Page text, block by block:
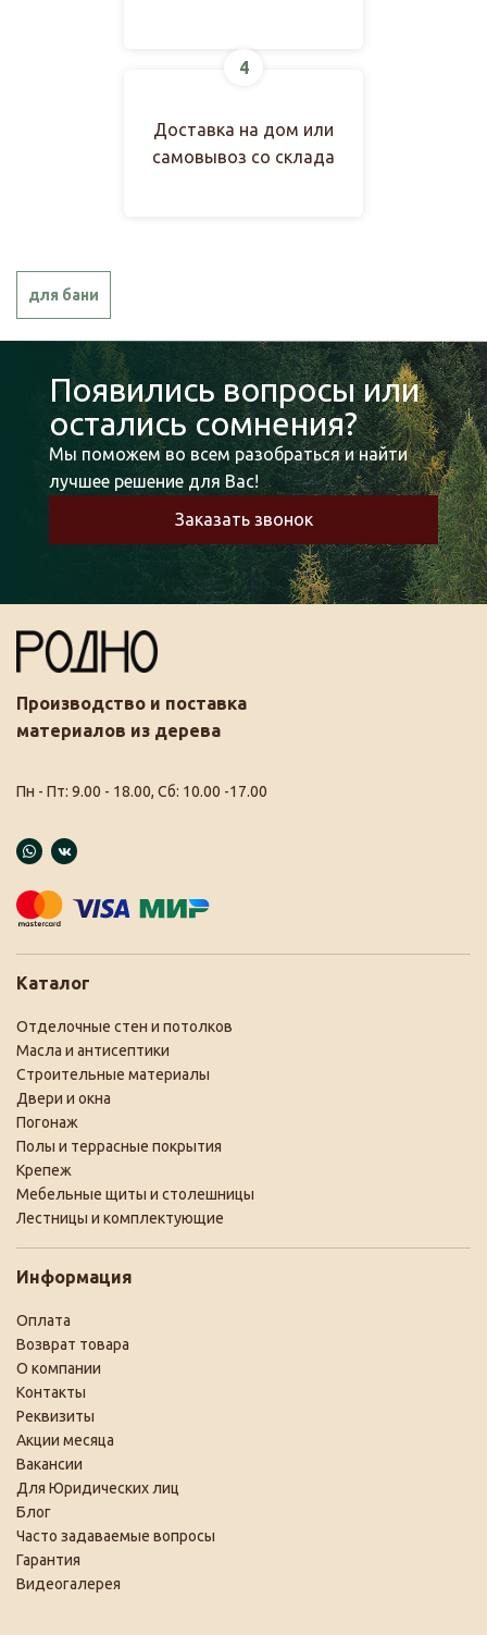
4
Доставка на дом или
самовывоз со склада
для бани
Появились вопросы или
остались сомнения?
Мы поможем во всем разобраться и найти
лучшее решение для Вас!
Заказать звонок
Производство и поставка
материалов из дерева
Пн - Пт: 9.00 - 18.00, Сб: 10.00 -17.00
Каталог
Отделочные стен и потолков
Масла и антисептики
Строительные материалы
Двери и окна
Погонаж
Полы и террасные покрытия
Крепеж
Мебельные щиты и столешницы
Лестницы и комплектующие
Информация
Оплата
Возврат товара
О компании
Контакты
Реквизиты
Акции месяца
Вакансии
Для Юридических лиц
Блог
Часто задаваемые вопросы
Гарантия
Видеогалерея